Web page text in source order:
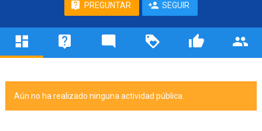
PREGUNTAR SEGUIR
Aún no ha realizado ninguna actividad pública.